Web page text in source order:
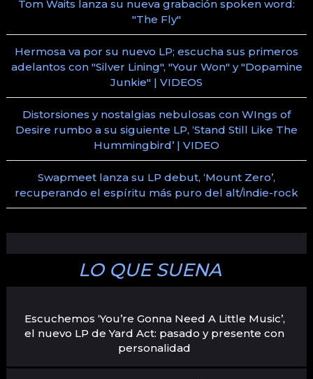
Tom Waits lanza su nueva grabación spoken word:
"The Fly"
Hermosa va por su nuevo LP; escucha sus primeros
adelantos con "Silver Lining", "Your Won" y "Dopamine
Junkie" | VIDEOS
Distorsiones y nostalgias nebulosas con WIngs of
Desire rumbo a su siguiente LP, ‘Stand Still Like The
Hummingbird’ | VIDEO
Swapmeet lanza su LP debut, ‘Mount Zero’,
recuperando el espíritu más puro del alt/indie-rock
LO QUE SUENA
Escuchemos ‘You’re Gonna Need A Little Music’,
el nuevo LP de Yard Act: pasado y presente con
personalidad